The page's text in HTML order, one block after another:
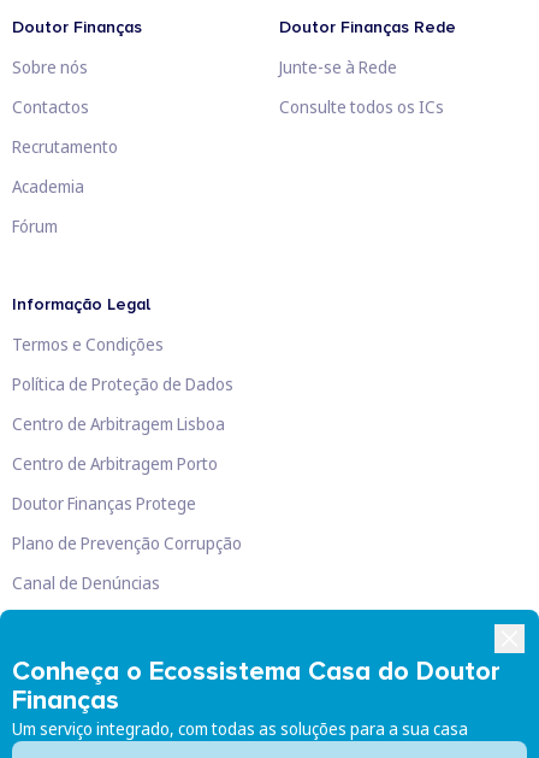
Conheça o Ecossistema Casa do Doutor
Finanças
Um serviço integrado, com todas as soluções para a sua casa
Doutor Finanças
Sobre nós
Contactos
Recrutamento
Academia
Fórum
Doutor Finanças Rede
Junte-se à Rede
Consulte todos os ICs
Informação Legal
Termos e Condições
Política de Proteção de Dados
Centro de Arbitragem Lisboa
Centro de Arbitragem Porto
Doutor Finanças Protege
Plano de Prevenção Corrupção
Canal de Denúncias
Doutor Finanças, Lda